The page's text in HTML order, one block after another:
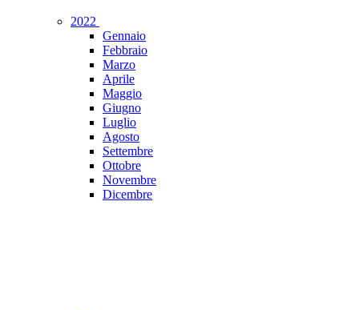
2022
Gennaio
Febbraio
Marzo
Aprile
Maggio
Giugno
Luglio
Agosto
Settembre
Ottobre
Novembre
Dicembre